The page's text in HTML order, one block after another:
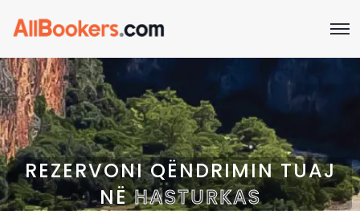
REZERVONI QËNDRIMIN TUAJ
NËHASTURKAS